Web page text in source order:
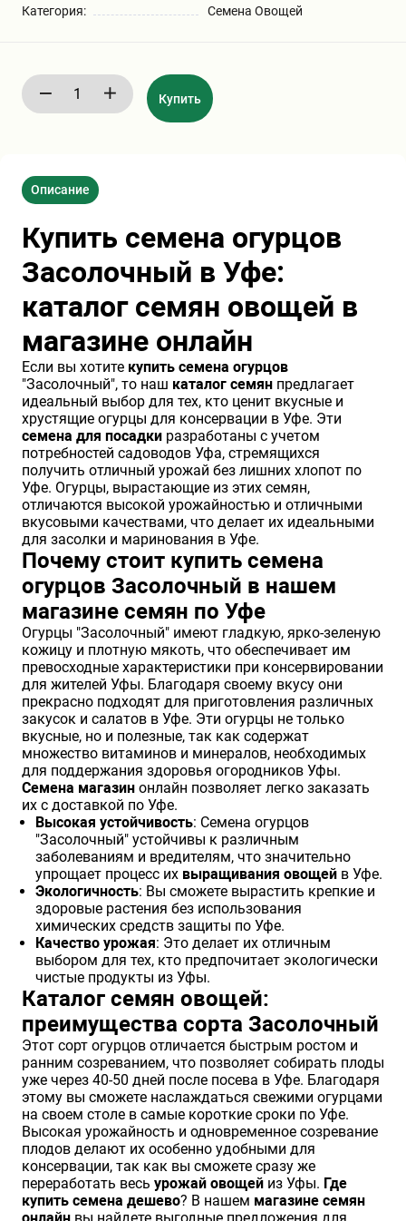
Шарафуга
Бирючина
Плющ
Кустарники
ПАМПАСНАЯ ТРАВА
Кизильник саженец
Олеандр саженцы
Экзотические растения
Декоративные саженцы
Хвойные саженцы
Клематис
Глициния
Гвоздика саженцы
Хризантемы саженцы
Зелень и пряные травы
Категория: Семена Овощей
Купить
Описание
Купить семена огурцов
Засолочный в Уфе:
каталог семян овощей в
магазине онлайн
Если вы хотите купить семена огурцов
"Засолочный", то наш каталог семян предлагает
идеальный выбор для тех, кто ценит вкусные и
хрустящие огурцы для консервации в Уфе. Эти
семена для посадки разработаны с учетом
потребностей садоводов Уфа, стремящихся
получить отличный урожай без лишних хлопот по
Уфе. Огурцы, вырастающие из этих семян,
отличаются высокой урожайностью и отличными
вкусовыми качествами, что делает их идеальными
для засолки и маринования в Уфе.
Почему стоит купить семена
огурцов Засолочный в нашем
магазине семян по Уфе
Огурцы "Засолочный" имеют гладкую, ярко-зеленую
кожицу и плотную мякоть, что обеспечивает им
превосходные характеристики при консервировании
для жителей Уфы. Благодаря своему вкусу они
прекрасно подходят для приготовления различных
закусок и салатов в Уфе. Эти огурцы не только
вкусные, но и полезные, так как содержат
множество витаминов и минералов, необходимых
для поддержания здоровья огородников Уфы.
Семена магазин онлайн позволяет легко заказать
их с доставкой по Уфе.
Высокая устойчивость: Семена огурцов
"Засолочный" устойчивы к различным
заболеваниям и вредителям, что значительно
упрощает процесс их выращивания овощей в Уфе.
Экологичность: Вы сможете вырастить крепкие и
здоровые растения без использования
химических средств защиты по Уфе.
Качество урожая: Это делает их отличным
выбором для тех, кто предпочитает экологически
чистые продукты из Уфы.
Каталог семян овощей:
преимущества сорта Засолочный
Этот сорт огурцов отличается быстрым ростом и
ранним созреванием, что позволяет собирать плоды
уже через 40-50 дней после посева в Уфе. Благодаря
этому вы сможете наслаждаться свежими огурцами
на своем столе в самые короткие сроки по Уфе.
Высокая урожайность и одновременное созревание
плодов делают их особенно удобными для
консервации, так как вы сможете сразу же
переработать весь урожай овощей из Уфы. Где
купить семена дешево? В нашем магазине семян